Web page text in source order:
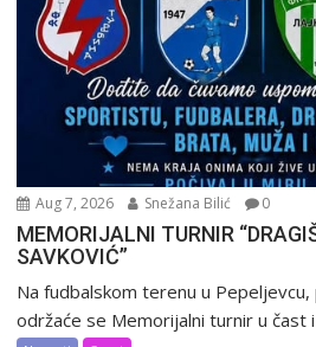
Aug 7, 2026 Snežana Bilić 0
MEMORIJALNI TURNIR
SAVKOVIĆ”
Na fudbalskom terenu u
održaće se Memorijalni turnir u čast i